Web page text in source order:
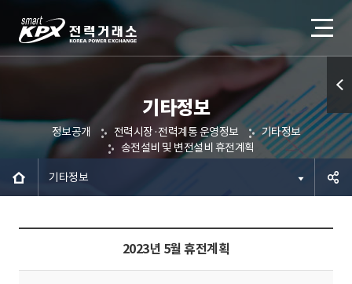
기타정보
정보공개 전력시장·전력계통 운영정보
기타정보
송전설비 및 변전설비 휴전계획
기타정보
2023년 5월 휴전계획
퀵메
뉴 열
기